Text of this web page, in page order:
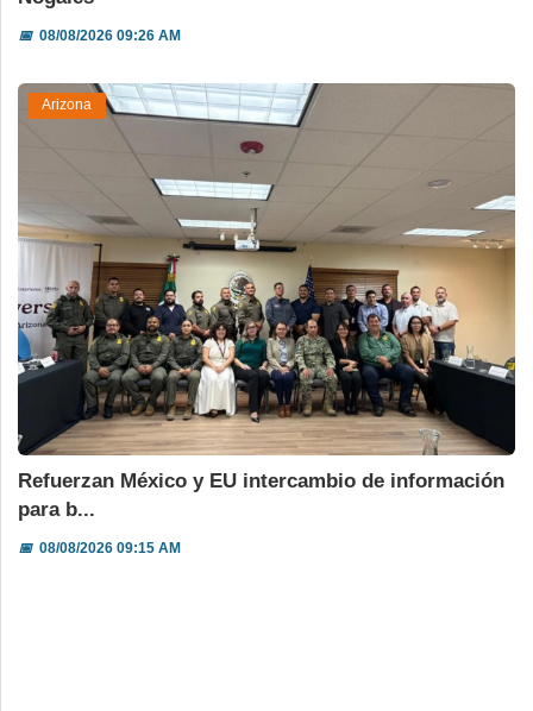
📅08/08/2026 09:26 AM
Arizona
Refuerzan México y EU intercambio de información
para b...
📅08/08/2026 09:15 AM